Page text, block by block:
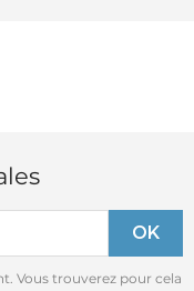
Vous trouverez pour cela